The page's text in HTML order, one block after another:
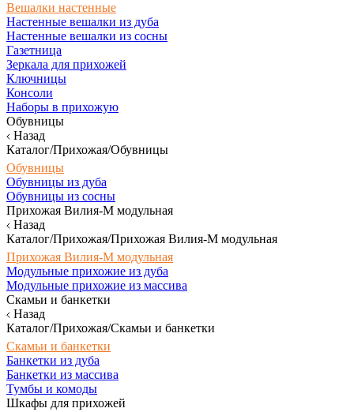
Вешалки настенные
Настенные вешалки из дуба
Настенные вешалки из сосны
Газетница
Зеркала для прихожей
Ключницы
Консоли
Наборы в прихожую
Обувницы
Назад
Каталог/Прихожая/Обувницы
Обувницы
Обувницы из дуба
Обувницы из сосны
Прихожая Вилия-М модульная
Назад
Каталог/Прихожая/Прихожая Вилия-М модульная
Прихожая Вилия-М модульная
Модульные прихожие из дуба
Модульные прихожие из массива
Скамьи и банкетки
Назад
Каталог/Прихожая/Скамьи и банкетки
Скамьи и банкетки
Банкетки из дуба
Банкетки из массива
Тумбы и комоды
Шкафы для прихожей